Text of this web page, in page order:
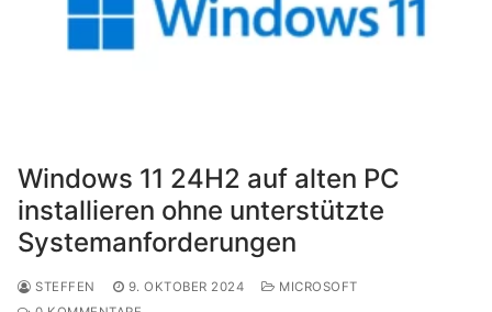
Windows 11 24H2 auf alten PC
installieren ohne unterstützte
Systemanforderungen
STEFFEN 9. OKTOBER 2024
MICROSOFT